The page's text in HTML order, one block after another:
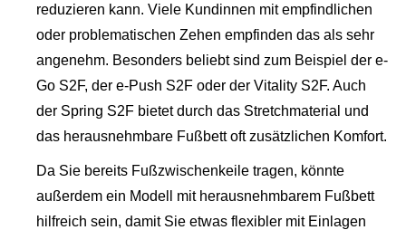
reduzieren kann. Viele Kundinnen mit empfindlichen
oder problematischen Zehen empfinden das als sehr
angenehm. Besonders beliebt sind zum Beispiel der e-
Go S2F, der e-Push S2F oder der Vitality S2F. Auch
der Spring S2F bietet durch das Stretchmaterial und
das herausnehmbare Fußbett oft zusätzlichen Komfort.
Da Sie bereits Fußzwischenkeile tragen, könnte
außerdem ein Modell mit herausnehmbarem Fußbett
hilfreich sein, damit Sie etwas flexibler mit Einlagen